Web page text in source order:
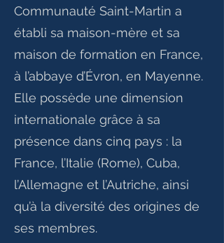
Communauté Saint-Martin a
établi sa maison-mère et sa
maison de formation en France,
à l’abbaye d’Évron, en Mayenne.
Elle possède une dimension
internationale grâce à sa
présence dans cinq pays : la
France, l’Italie (Rome), Cuba,
l’Allemagne et l’Autriche, ainsi
qu’à la diversité des origines de
ses membres.